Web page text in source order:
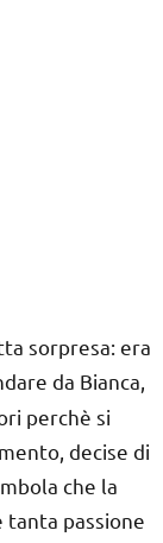
sorpresa: era
da Bianca,
perchè si
decise di
che la
tanta passione